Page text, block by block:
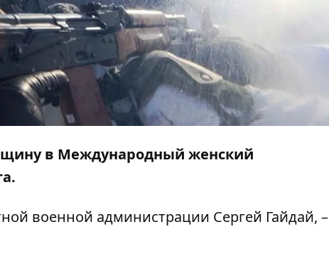
в Международный женский
военной администрации Сергей Гайдай, –